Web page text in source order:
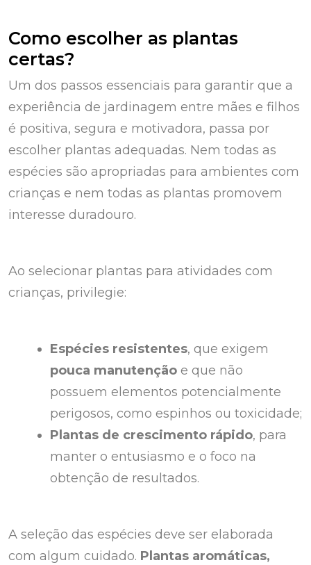
Como escolher as plantas
certas?
Um dos passos essenciais para garantir que a
experiência de jardinagem entre mães e filhos
é positiva, segura e motivadora, passa por
escolher plantas adequadas. Nem todas as
espécies são apropriadas para ambientes com
crianças e nem todas as plantas promovem
interesse duradouro.
Ao selecionar plantas para atividades com
crianças, privilegie:
Espécies resistentes, que exigem
pouca manutenção e que não
possuem elementos potencialmente
perigosos, como espinhos ou toxicidade;
Plantas de crescimento rápido, para
manter o entusiasmo e o foco na
obtenção de resultados.
A seleção das espécies deve ser elaborada
com algum cuidado. Plantas aromáticas,